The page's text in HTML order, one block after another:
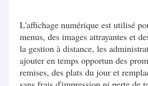
L'affichage numérique est utilisé
menus, des images attrayantes et
la gestion à distance, les
ajouter en temps opportun des
remises, des plats du jour et